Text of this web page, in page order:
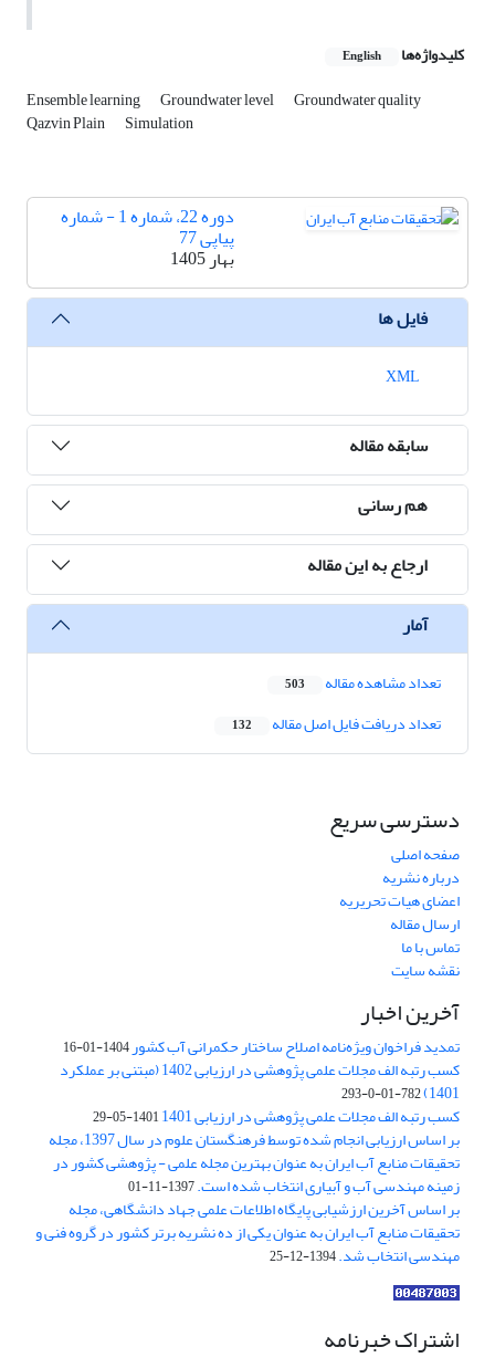
کلیدواژه‌ها English
Ensemble learning Groundwater level Groundwater quality
Qazvin Plain Simulation
دوره 22، شماره 1 - شماره
پیاپی 77
بهار 1405
فایل ها
سابقه مقاله
هم رسانی
ارجاع به این مقاله
آمار
تعداد مشاهده مقاله 503
تعداد دریافت فایل اصل مقاله 132
دسترسی سریع
صفحه اصلی
درباره نشریه
اعضای هیات تحریریه
ارسال مقاله
تماس با ما
نقشه سایت
آخرین اخبار
تمدید فراخوان ویژه‌نامه اصلاح ساختار حکمرانی آب کشور1404-01-16
کسب رتبه الف مجلات علمی پژوهشی در ارزیابی 1402 (مبتنی بر عملکرد
1401)
782-01-0-293
کسب رتبه الف مجلات علمی پژوهشی در ارزیابی 1401 1401-05-29
بر اساس ارزیابی انجام شده توسط فرهنگستان علوم در سال 1397، مجله
تحقیقات منابع آب ایران به عنوان بهترین مجله علمی - پژوهشی کشور در
زمینه مهندسی آب و آبیاری انتخاب شده است.1397-11-01
بر اساس آخرین ارزشیابی پایگاه اطلاعات علمی جهاد دانشگاهی، مجله
تحقیقات منابع آب ایران به عنوان یکی از ده نشریه برتر کشور در گروه فنی و
مهندسی انتخاب شد.1394-12-25
اشتراک خبرنامه